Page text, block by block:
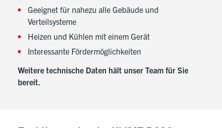
Geeignet für nahezu alle Gebäude und
Verteilsysteme
Heizen und Kühlen mit einem Gerät
Interessante Fördermöglichkeiten
Weitere technische Daten hält unser Team für Sie
bereit.